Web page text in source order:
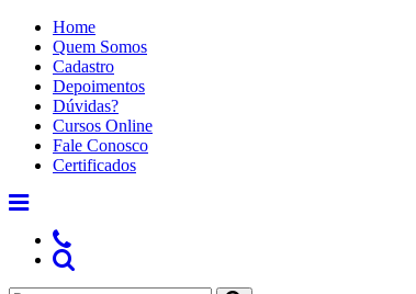
Home
Quem Somos
Cadastro
Depoimentos
Dúvidas?
Cursos Online
Fale Conosco
Certificados